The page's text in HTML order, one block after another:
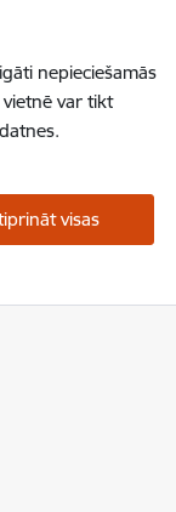
nepieciešamās
var tikt
visas